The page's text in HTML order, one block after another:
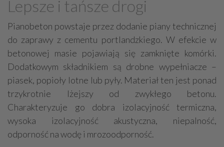
Farby, kleje, lakiery, emalie
Beton
Cegły, pustaki, bloczki
Szalunki, szalunki kartonowe
Techniki zamocowań
Kostka brukowa, granitowa
Beton komórkowy
Kruszywa
Systemy kominowe
Izolacje akustyczne
Składy budowlane
Stal, wyroby stalowe
Sklejki Blachy
Szkło
Tworzywa sztuczne
Styropian
System barw
Lepsze i tańsze drogi
Pianobeton powstaje przez dodanie piany technicznej
do zaprawy z cementu portlandzkiego. W efekcie w
betonowej masie pojawiają się zamknięte komórki.
Dodatkowym składnikiem są drobne wypełniacze –
piasek, popioły lotne lub pyły. Materiał ten jest ponad
trzykrotnie lżejszy od zwykłego betonu.
Charakteryzuje go dobra izolacyjność termiczna,
wysoka izolacyjność akustyczna, niepalność,
odporność na wodę i mrozoodporność.